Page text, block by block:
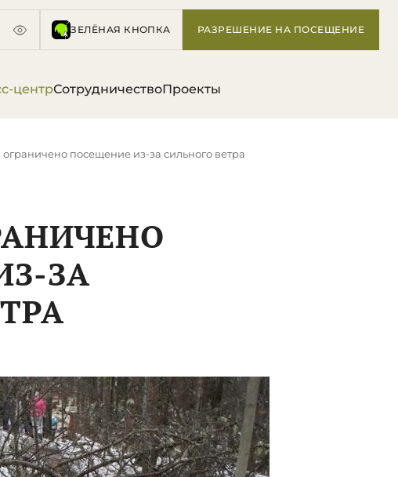
ЗЕЛЁНАЯ КНОПКА РАЗРЕШЕНИЕ НА ПОСЕЩЕНИЕ
центрСотрудничествоПроекты
ограничено посещение из-за сильного ветра
ЗА